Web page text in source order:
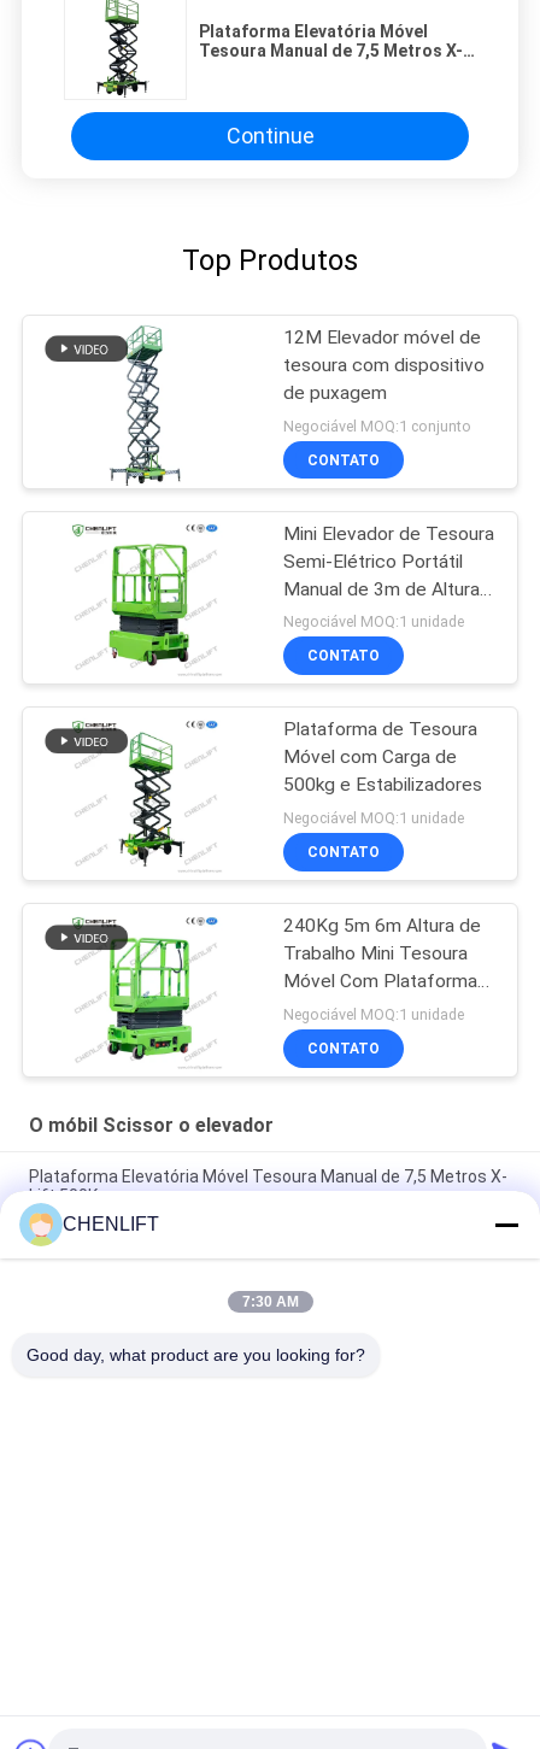
Plataforma Elevatória Móvel
Tesoura Manual de 7,5 Metros X-
Continue
Top Produtos
12M Elevador móvel de
tesoura com dispositivo
de puxagem
Negociável MOQ:1 conjunto
CONTATO
Mini Elevador de Tesoura
Semi-Elétrico Portátil
Manual de 3m de Altura
para Armazém
Negociável MOQ:1 unidade
CONTATO
Plataforma de Tesoura
Móvel com Carga de
500kg e Estabilizadores
Negociável MOQ:1 unidade
CONTATO
240Kg 5m 6m Altura de
Trabalho Mini Tesoura
Móvel Com Plataforma
de Extensão
Negociável MOQ:1 unidade
CONTATO
O móbil Scissor o elevador
Plataforma Elevatória Móvel Tesoura Manual de 7,5 Metros X-
Lift 500Kg
Plataforma Tesoura Elétrica Pequena 14M Com Dispositivo
Motorizado Capacidade de Carga de 450Kg
Mini Manual empurrando 3,9 metros plataforma de trabalho
CHENLIFT
7:30 AM
Good day, what product are you looking for?